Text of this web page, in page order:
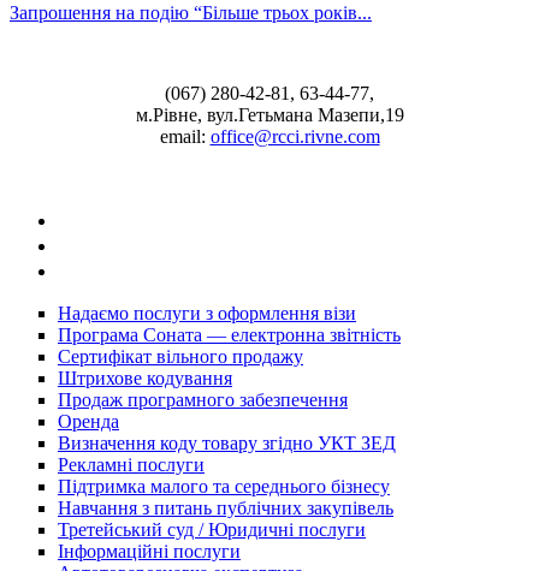
Запрошення на подію “Більше трьох років...
(067) 280-42-81, 63-44-77,
м.Рівне, вул.Гетьмана Мазепи,19
email: office@rcci.rivne.com
Надаємо послуги з оформлення візи
Програма Соната — електронна звітність
Сертифікат вільного продажу
Штрихове кодування
Продаж програмного забезпечення
Оренда
Визначення коду товару згідно УКТ ЗЕД
Рекламні послуги
Підтримка малого та середнього бізнесу
Навчання з питань публічних закупівель
Третейський суд / Юридичні послуги
Інформаційні послуги